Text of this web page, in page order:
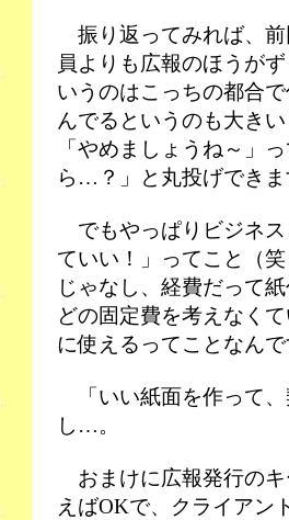
振り返ってみれば、前
員よりも広報のほうが
いうのはこっちの都合
んでるというのも大き
「やめましょうね～」
ら…？」と丸投げでき
でもやっぱりビジネス
ていい！」ってこと（
じゃなし、経費だって
どの固定費を考えなく
に使えるってことなん
「いい紙面を作って、
し…。
おまけに広報発行のキ
えばOKで、クライアン